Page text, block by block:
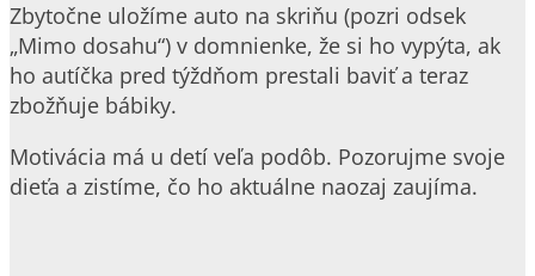
Zbytočne uložíme auto na skriňu (pozri odsek
„Mimo dosahu“) v domnienke, že si ho vypýta, ak
ho autíčka pred týždňom prestali baviť a teraz
zbožňuje bábiky.
Motivácia má u detí veľa podôb. Pozorujme svoje
dieťa a zistíme, čo ho aktuálne naozaj zaujíma.